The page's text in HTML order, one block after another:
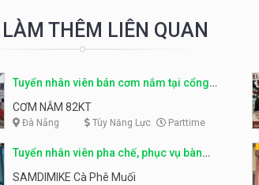
THÊM LIÊN QUAN
Tuyển nhân viên bán cơm nắm tại cổng
trường
CƠM NẮM 82KT
Đà Nẵng Tùy Năng Lực Parttime
Tuyển nhân viên pha chế, phục vụ bàn
parttime
SAMDIMIKE Cà Phê Muối